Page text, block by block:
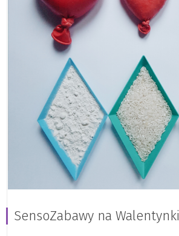
SensoZabawy na Walentynki